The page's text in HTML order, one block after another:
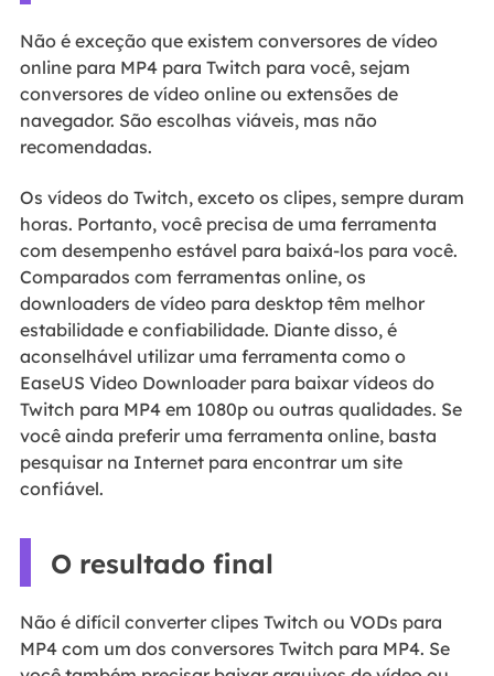
Não é exceção que existem conversores de vídeo
online para MP4 para Twitch para você, sejam
conversores de vídeo online ou extensões de
navegador. São escolhas viáveis, mas não
recomendadas.
Os vídeos do Twitch, exceto os clipes, sempre duram
horas. Portanto, você precisa de uma ferramenta
com desempenho estável para baixá-los para você.
Comparados com ferramentas online, os
downloaders de vídeo para desktop têm melhor
estabilidade e confiabilidade. Diante disso, é
aconselhável utilizar uma ferramenta como o
EaseUS Video Downloader para baixar vídeos do
Twitch para MP4 em 1080p ou outras qualidades. Se
você ainda preferir uma ferramenta online, basta
pesquisar na Internet para encontrar um site
confiável.
O resultado final
Não é difícil converter clipes Twitch ou VODs para
MP4 com um dos conversores Twitch para MP4. Se